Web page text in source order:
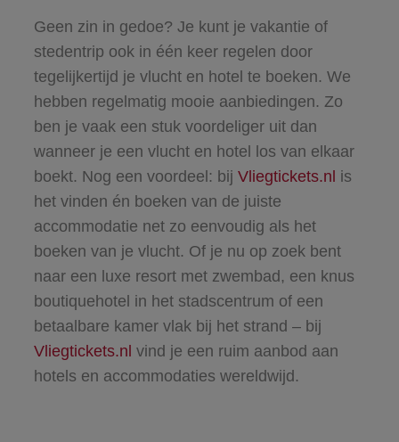
Geen zin in gedoe? Je kunt je vakantie of
stedentrip ook in één keer regelen door
tegelijkertijd je vlucht en hotel te boeken. We
hebben regelmatig mooie aanbiedingen. Zo
ben je vaak een stuk voordeliger uit dan
wanneer je een vlucht en hotel los van elkaar
boekt. Nog een voordeel: bij Vliegtickets.nl is
het vinden én boeken van de juiste
accommodatie net zo eenvoudig als het
boeken van je vlucht. Of je nu op zoek bent
naar een luxe resort met zwembad, een knus
boutiquehotel in het stadscentrum of een
betaalbare kamer vlak bij het strand – bij
Vliegtickets.nl vind je een ruim aanbod aan
hotels en accommodaties wereldwijd.